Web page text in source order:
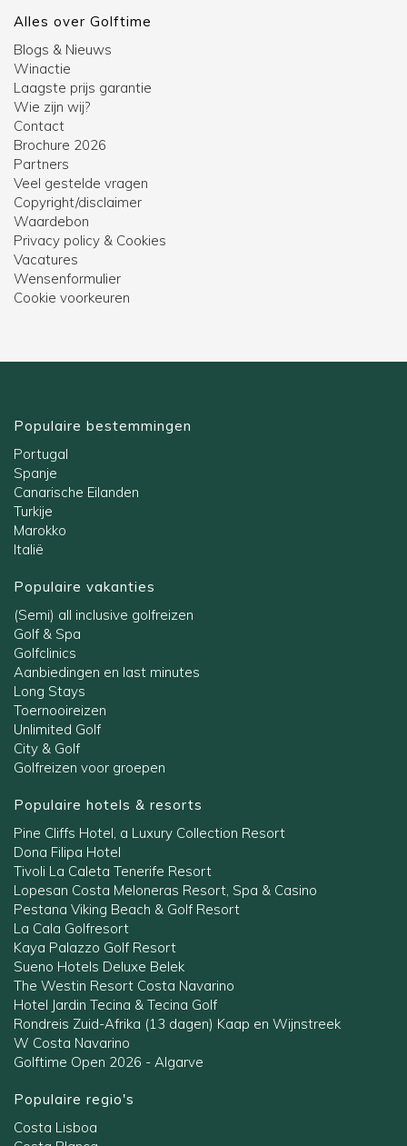
Alles over Golftime
Blogs & Nieuws
Winactie
Laagste prijs garantie
Wie zijn wij?
Contact
Brochure 2026
Partners
Veel gestelde vragen
Copyright/disclaimer
Waardebon
Privacy policy & Cookies
Vacatures
Wensenformulier
Cookie voorkeuren
Populaire bestemmingen
Portugal
Spanje
Canarische Eilanden
Turkije
Marokko
Italië
Populaire vakanties
(Semi) all inclusive golfreizen
Golf & Spa
Golfclinics
Aanbiedingen en last minutes
Long Stays
Toernooireizen
Unlimited Golf
City & Golf
Golfreizen voor groepen
Populaire hotels & resorts
Pine Cliffs Hotel, a Luxury Collection Resort
Dona Filipa Hotel
Tivoli La Caleta Tenerife Resort
Lopesan Costa Meloneras Resort, Spa & Casino
Pestana Viking Beach & Golf Resort
La Cala Golfresort
Kaya Palazzo Golf Resort
Sueno Hotels Deluxe Belek
The Westin Resort Costa Navarino
Hotel Jardin Tecina & Tecina Golf
Rondreis Zuid-Afrika (13 dagen) Kaap en Wijnstreek
W Costa Navarino
Golftime Open 2026 - Algarve
Populaire regio's
Costa Lisboa